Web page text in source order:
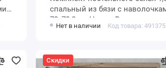
спальный из бязи с наволочками
70х70 2 шт Цветы Василиса
Нет в наличии Код товара: 491375
Скидки